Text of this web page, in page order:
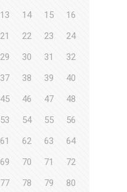
13 14 15
16
21 22 23
24
29 30 31
32
37 38 39
40
45 46 47
48
53 54 55
56
61 62 63
64
69 70 71
72
77 78 79
80